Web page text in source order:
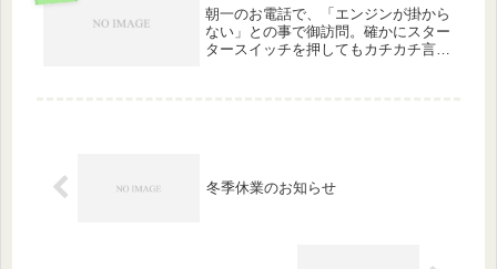
朝一のお電話で、「エンジンが掛から
ない」との事で御訪問。確かにスター
タースイッチを押してもカチカチ言う
冬季休業のお知らせ